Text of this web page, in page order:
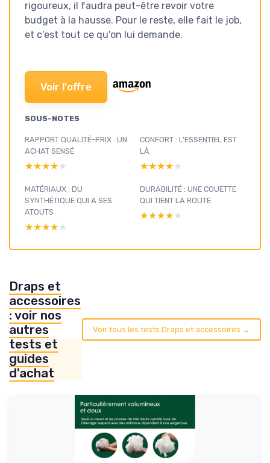
rigoureux, il faudra peut-être revoir votre
budget à la hausse. Pour le reste, elle fait le job,
et c'est tout ce qu'on lui demande.
Voir l'offre
SOUS-NOTES
RAPPORT QUALITÉ-PRIX : UN
ACHAT SENSÉ
★★★★★
★★★★★
CONFORT : L'ESSENTIEL EST
LÀ
★★★★★
★★★★★
MATÉRIAUX : DU
SYNTHÉTIQUE QUI A SES
ATOUTS
★★★★★
★★★★★
DURABILITÉ : UNE COUETTE
QUI TIENT LA ROUTE
★★★★★
★★★★★
Draps et
accessoires
: voir nos
autres
tests et
guides
d'achat
Voir tous les tests Draps et accessoires →